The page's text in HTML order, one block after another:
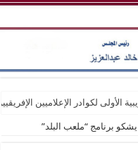
الأولى لكوادر الإعلاميين
برنامج “ملعب البلد”